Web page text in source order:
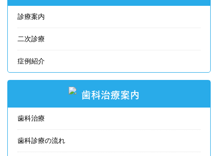
診療案内
二次診療
症例紹介
歯科治療案内
歯科治療
歯科診療の流れ